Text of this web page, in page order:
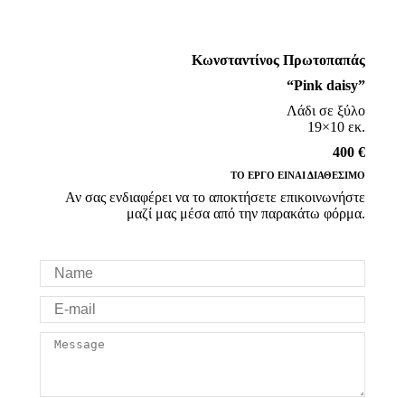
Κωνσταντίνος Πρωτοπαπάς
“Pink daisy”
Λάδι σε ξύλο
19×10 εκ.
400 €
ΤΟ ΕΡΓΟ ΕΙΝΑΙ ΔΙΑΘΕΣΙΜΟ
Αν σας ενδιαφέρει να το αποκτήσετε επικοινωνήστε
μαζί μας μέσα από την παρακάτω φόρμα.
Name
E-mail
Message